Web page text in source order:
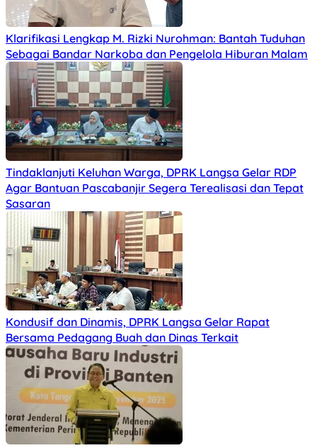
Klarifikasi Lengkap M. Rizki Nurohman: Bantah Tuduhan
Sebagai Bandar Narkoba dan Pengelola Hiburan Malam
Tindaklanjuti Keluhan Warga, DPRK Langsa Gelar RDP
Agar Bantuan Pascabanjir Segera Terealisasi dan Tepat
Sasaran
Kondusif dan Dinamis, DPRK Langsa Gelar Rapat
Bersama Pedagang Buah dan Dinas Terkait